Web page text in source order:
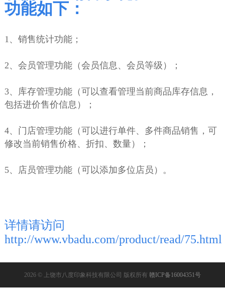
功能如下：
1、销售统计功能；
2、会员管理功能（会员信息、会员等级）；
3、库存管理功能（可以查看管理当前商品库存信息，
包括进价售价信息）；
4、门店管理功能（可以进行单件、多件商品销售，可
修改当前销售价格、折扣、数量）；
5、店员管理功能（可以添加多位店员）。
详情请访问
http://www.vbadu.com/product/read/75.html
2026 © 上饶市八度印象科技有限公司 版权所有 赣ICP备16004351号